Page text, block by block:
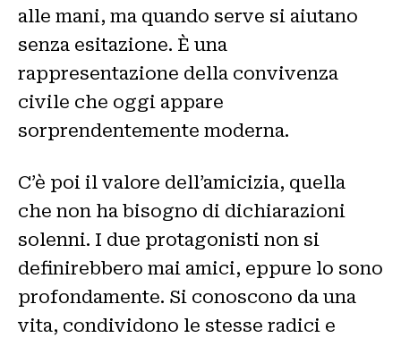
alle mani, ma quando serve si aiutano
senza esitazione. È una
rappresentazione della convivenza
civile che oggi appare
sorprendentemente moderna.
C’è poi il valore dell’amicizia, quella
che non ha bisogno di dichiarazioni
solenni. I due protagonisti non si
definirebbero mai amici, eppure lo sono
profondamente. Si conoscono da una
vita, condividono le stesse radici e